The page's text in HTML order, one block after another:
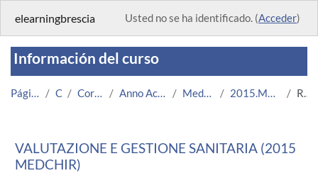
elearningbrescia Usted no se ha identificado. (Acceder)
Información del curso
Página Principal Cursos Corsi Istituzionali Anno Accademico 2015/2016 Medicina e Chirurgia 2015.MEDCHIR.U12949-6545 Resumen
VALUTAZIONE E GESTIONE SANITARIA (2015
MEDCHIR)